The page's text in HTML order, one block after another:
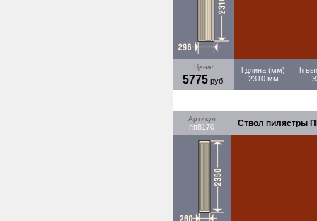
Цена:
5775руб.
l длина (мм)
2310 мм
h
Артикул
пп8170 Ствол пилястры